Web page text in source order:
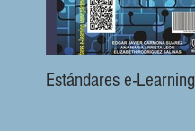
Estándares e-Learning